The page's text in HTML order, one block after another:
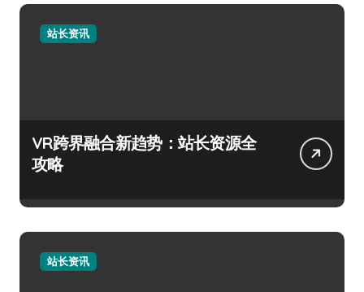
站长资讯
VR跨界融合新趋势：站长资源全
攻略
站长资讯